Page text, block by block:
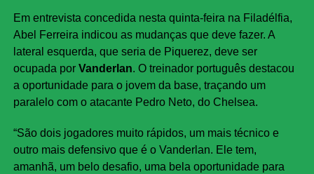
Em entrevista concedida nesta quinta-feira na Filadélfia,
Abel Ferreira indicou as mudanças que deve fazer. A
lateral esquerda, que seria de Piquerez, deve ser
ocupada por Vanderlan. O treinador português destacou
a oportunidade para o jovem da base, traçando um
paralelo com o atacante Pedro Neto, do Chelsea.
“São dois jogadores muito rápidos, um mais técnico e
outro mais defensivo que é o Vanderlan. Ele tem,
amanhã, um belo desafio, uma bela oportunidade para